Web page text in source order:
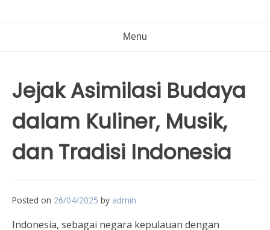
Menu
Jejak Asimilasi Budaya
dalam Kuliner, Musik,
dan Tradisi Indonesia
Posted on 26/04/2025 by admin
Indonesia, sebagai negara kepulauan dengan